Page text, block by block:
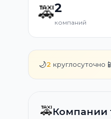
🚕2
компаний
🌙2 круглосуточно 📱
🚕Компании